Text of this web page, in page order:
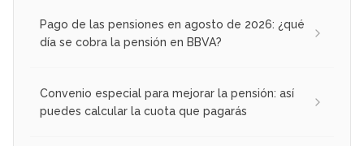
Pago de las pensiones en agosto de 2026: ¿qué
día se cobra la pensión en BBVA?
Convenio especial para mejorar la pensión: así
puedes calcular la cuota que pagarás